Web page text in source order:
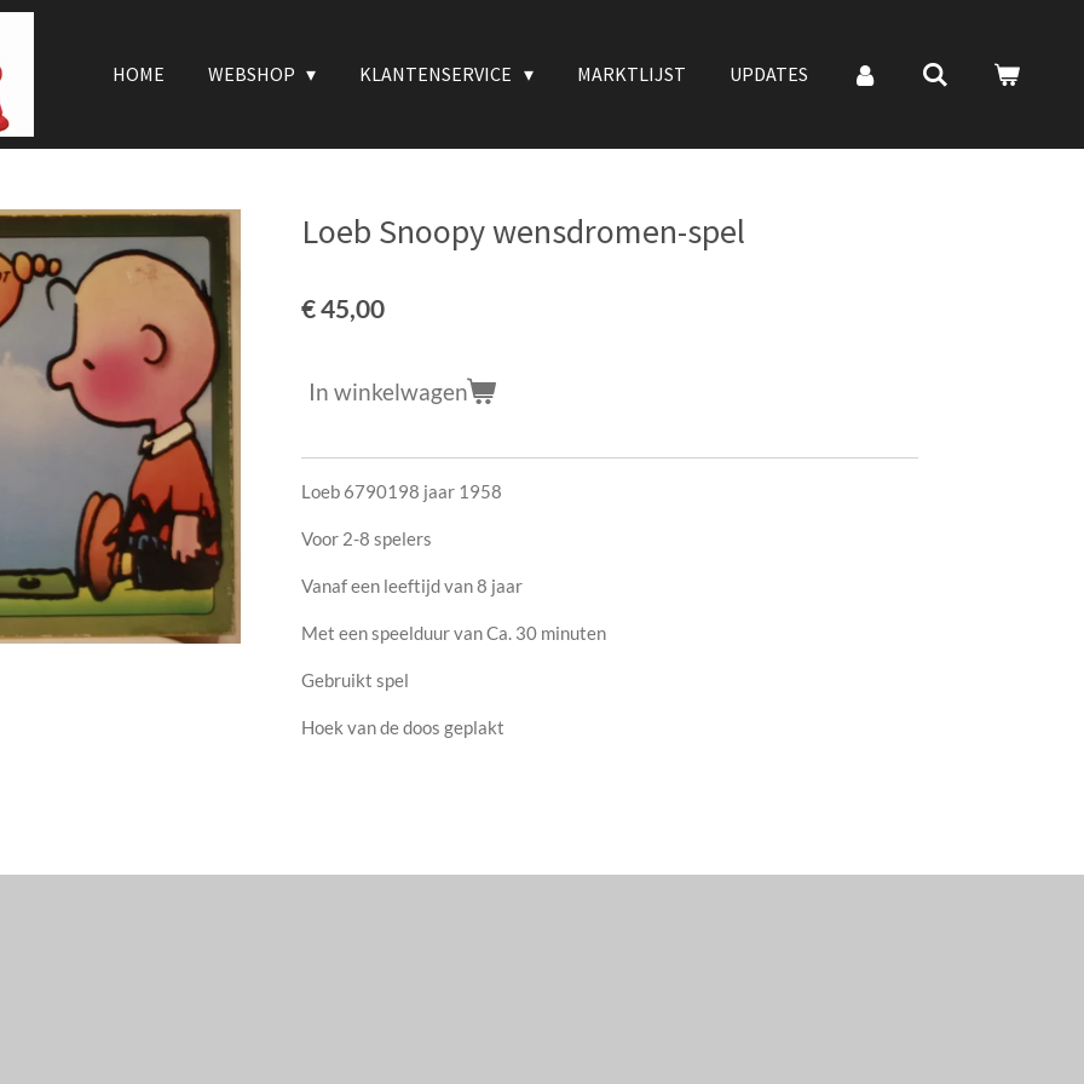
HOME WEBSHOP KLANTENSERVICE MARKTLIJST UPDATES
Loeb Snoopy wensdromen-spel
€ 45,00
In winkelwagen
Loeb 6790198 jaar 1958
Voor 2-8 spelers
Vanaf een leeftijd van 8 jaar
Met een speelduur van Ca. 30 minuten
Gebruikt spel
Hoek van de doos geplakt